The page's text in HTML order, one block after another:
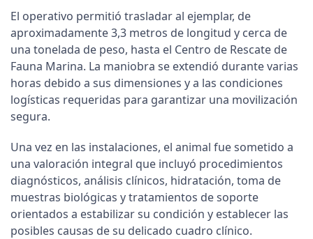
El operativo permitió trasladar al ejemplar, de
aproximadamente 3,3 metros de longitud y cerca de
una tonelada de peso, hasta el Centro de Rescate de
Fauna Marina. La maniobra se extendió durante varias
horas debido a sus dimensiones y a las condiciones
logísticas requeridas para garantizar una movilización
segura.
Una vez en las instalaciones, el animal fue sometido a
una valoración integral que incluyó procedimientos
diagnósticos, análisis clínicos, hidratación, toma de
muestras biológicas y tratamientos de soporte
orientados a estabilizar su condición y establecer las
posibles causas de su delicado cuadro clínico.